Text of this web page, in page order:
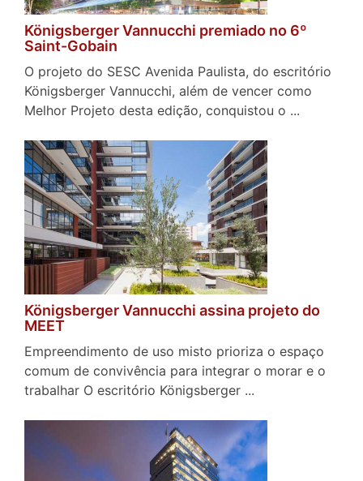
Königsberger Vannucchi premiado no 6º
Saint-Gobain
O projeto do SESC Avenida Paulista, do escritório
Königsberger Vannucchi, além de vencer como
Melhor Projeto desta edição, conquistou o ...
Königsberger Vannucchi assina projeto do
MEET
Empreendimento de uso misto prioriza o espaço
comum de convivência para integrar o morar e o
trabalhar O escritório Königsberger ...